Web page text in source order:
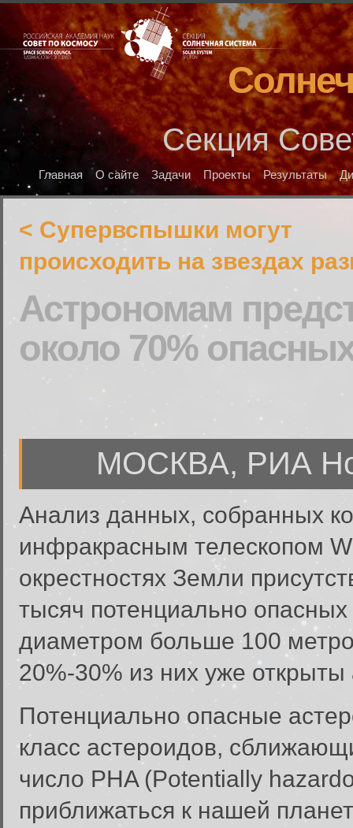
Секция
Главная О сайте Задачи Проекты Результаты
< Супервспышки могут
происходить на звездах
Астрономам
около 70%
МОСКВА, РИА
Анализ данных, собранных
инфракрасным телескопом
окрестностях Земли
тысяч потенциально
диаметром больше 100
20%-30% из них уже
Потенциально опасные
класс астероидов,
число PHA (Potentially
приближаться к нашей